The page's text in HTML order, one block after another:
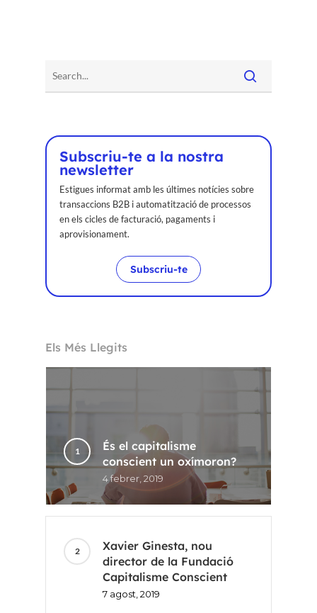
Subscriu-te a la nostra
newsletter
Estigues informat amb les últimes notícies sobre
transaccions B2B i automatització de processos
en els cicles de facturació, pagaments i
aprovisionament.
Subscriu-te
Els Més Llegits
És el capitalisme
conscient un oxímoron?
4 febrer, 2019
Xavier Ginesta, nou
director de la Fundació
Capitalisme Conscient
7 agost, 2019
Inici